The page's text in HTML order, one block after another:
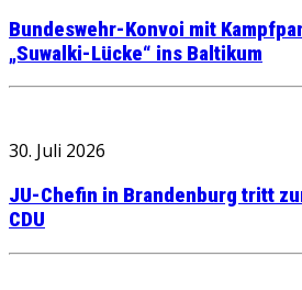
Bundeswehr-Konvoi mit
„Suwalki-Lücke“ ins Baltikum
30. Juli 2026
JU-Chefin in Brandenburg tritt
CDU